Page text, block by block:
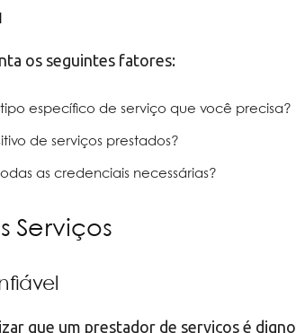
os seguintes fatores:
específico de serviço que você precisa?
de serviços prestados?
as credenciais necessárias?
Serviços
que um prestador de serviços é digno